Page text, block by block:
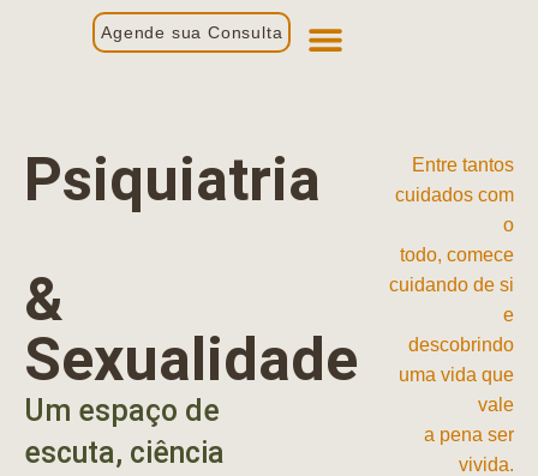
Agende sua Consulta
Psiquiatria
&
Sexualidade
Um espaço de
escuta, ciência
Entre tantos
cuidados com
o
todo, comece
cuidando de si
e
descobrindo
uma vida que
vale
a pena ser
vivida.